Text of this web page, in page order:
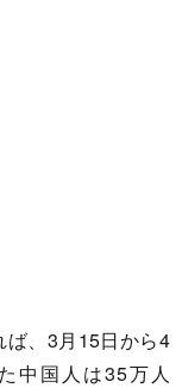
、3月15日から4
中国人は35万人